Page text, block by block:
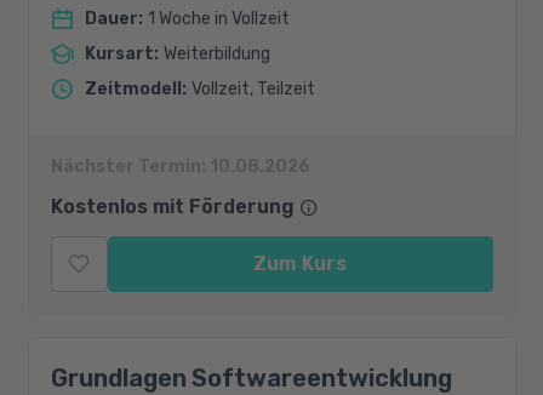
Dauer: 1 Woche in Vollzeit
Kursart: Weiterbildung
Zeitmodell : Vollzeit, Teilzeit
Nächster Termin: 10.08.2026
Kostenlos mit Förderung
Zum Kurs
Grundlagen Softwareentwicklung